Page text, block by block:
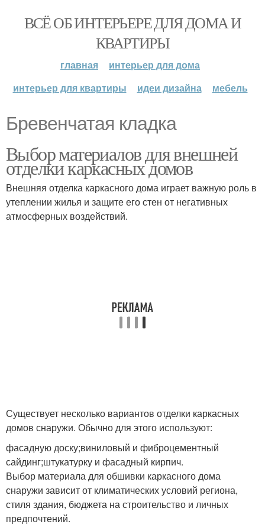
ВСЁ ОБ ИНТЕРЬЕРЕ ДЛЯ ДОМА И
КВАРТИРЫ
главная
интерьер для дома
интерьер для квартиры
идеи дизайна мебель
Бревенчатая кладка
Выбор материалов для внешней
отделки каркасных домов
Внешняя отделка каркасного дома играет важную роль в
утеплении жилья и защите его стен от негативных
атмосферных воздействий.
Существует несколько вариантов отделки каркасных
домов снаружи. Обычно для этого используют:
фасадную доску;виниловый и фиброцементный
сайдинг;штукатурку и фасадный кирпич.
Выбор материала для обшивки каркасного дома
снаружи зависит от климатических условий региона,
стиля здания, бюджета на строительство и личных
предпочтений.